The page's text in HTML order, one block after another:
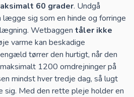
60 grader. Undgå
sig som en hinde og forringe
Wetbaggen tåler ikke
varme kan beskadige
tørrer den hurtigt, når den
1200 omdrejninger på
mindst hver tredje dag, så lugt
Med den rette pleje holder en